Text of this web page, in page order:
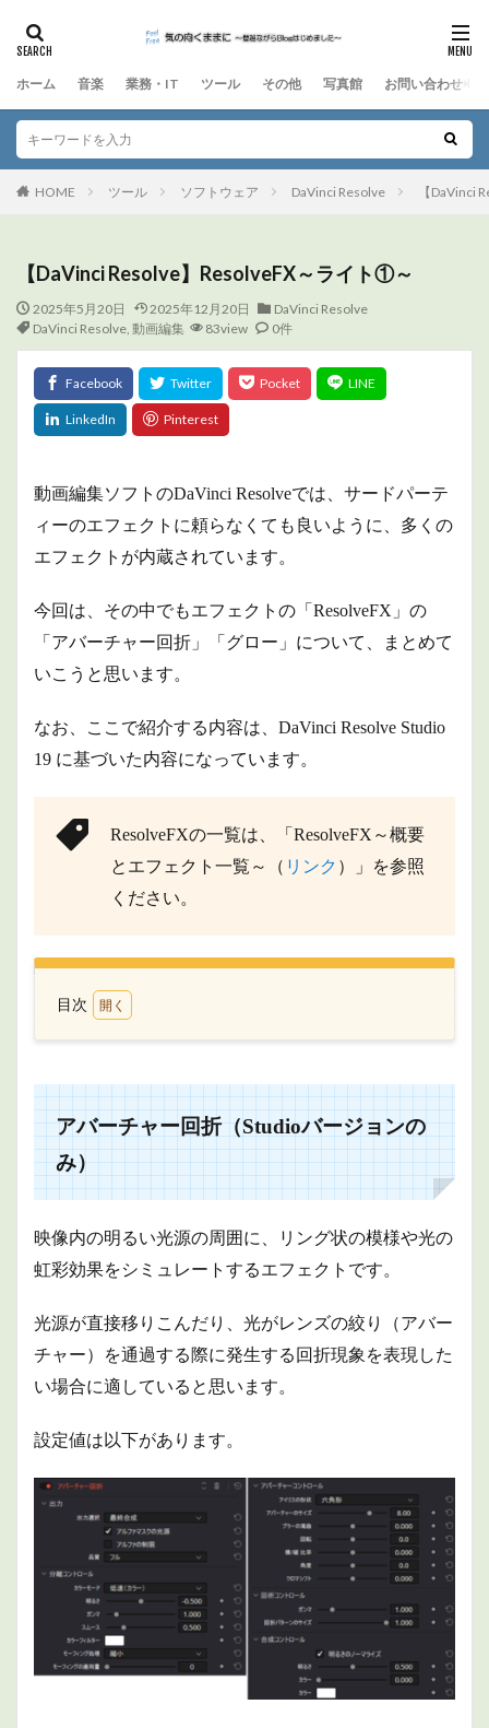
ホーム 音楽 業務・IT ツール その他 写真館 お問い合わせ
HOME ツール ソフトウェア DaVinci Resolve 【DaVinci
【DaVinci Resolve】ResolveFX～ライト①～
2025年5月20日 2025年12月20日
DaVinci Resolve
DaVinci Resolve, 動画編集 83view 0件
動画編集ソフトのDaVinci Resolveでは、サードパーテ
ィーのエフェクトに頼らなくても良いように、多くの
エフェクトが内蔵されています。
今回は、その中でもエフェクトの「ResolveFX」の
「アバーチャー回折」「グロー」について、まとめて
いこうと思います。
なお、ここで紹介する内容は、DaVinci Resolve Studio
19 に基づいた内容になっています。
ResolveFXの一覧は、「ResolveFX～概要
とエフェクト一覧～（ リンク ）」を参照
ください。
目次
折
（Studio
バージ
ョンの
み）
1.1
出力
1.2
トロ
1.3
アパ
ャー
トロ
回析
コン
トロ
ール
1.5
合成
アバーチャー回折（Studioバージョンの
み）
映像内の明るい光源の周囲に、リング状の模様や光の
虹彩効果をシミュレートするエフェクトです。
光源が直接移りこんだり、光がレンズの絞り（アバー
チャー）を通過する際に発生する回折現象を表現した
い場合に適していると思います。
設定値は以下があります。